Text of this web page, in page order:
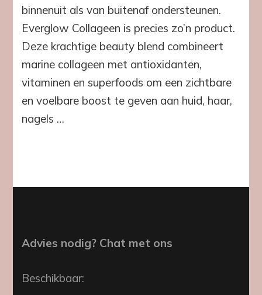
Huid,
Sterk
en
Gezonde
binnenuit als van buitenaf ondersteunen.
Everglow Collageen is precies zo’n product.
Deze krachtige beauty blend combineert
marine collageen met antioxidanten,
vitaminen en superfoods om een zichtbare
en voelbare boost te geven aan huid, haar,
nagels …
Advies nodig? Chat met ons
Beschikbaar: